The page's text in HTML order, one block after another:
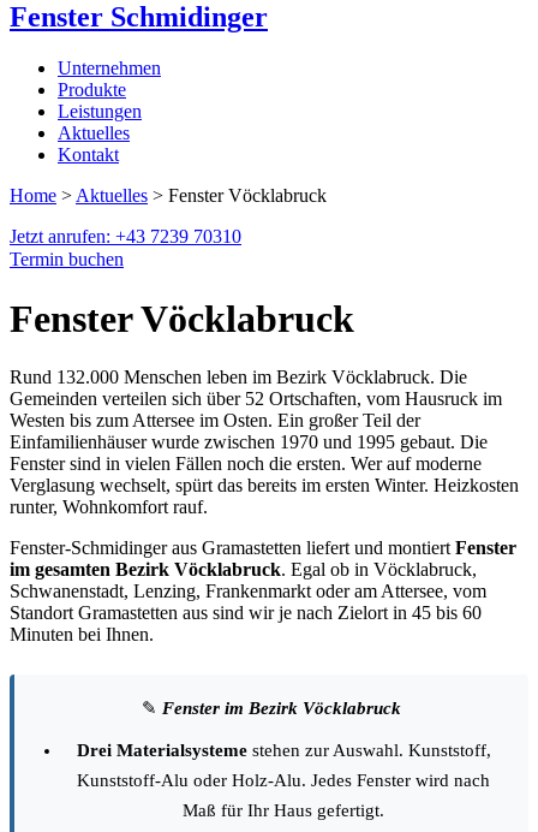
Fenster Schmidinger
Unternehmen
Produkte
Leistungen
Aktuelles
Kontakt
Home > Aktuelles > Fenster Vöcklabruck
Jetzt anrufen: +43 7239 70310
Termin buchen
Fenster Vöcklabruck
Rund 132.000 Menschen leben im Bezirk Vöcklabruck. Die
Gemeinden verteilen sich über 52 Ortschaften, vom Hausruck im
Westen bis zum Attersee im Osten. Ein großer Teil der
Einfamilienhäuser wurde zwischen 1970 und 1995 gebaut. Die
Fenster sind in vielen Fällen noch die ersten. Wer auf moderne
Verglasung wechselt, spürt das bereits im ersten Winter. Heizkosten
runter, Wohnkomfort rauf.
Fenster-Schmidinger aus Gramastetten liefert und montiert Fenster
im gesamten Bezirk Vöcklabruck. Egal ob in Vöcklabruck,
Schwanenstadt, Lenzing, Frankenmarkt oder am Attersee, vom
Standort Gramastetten aus sind wir je nach Zielort in 45 bis 60
Minuten bei Ihnen.
✎ Fenster im Bezirk Vöcklabruck
Drei Materialsystemestehen zur Auswahl. Kunststoff,
Kunststoff-Alu oder Holz-Alu. Jedes Fenster wird nach
Maß für Ihr Haus gefertigt.